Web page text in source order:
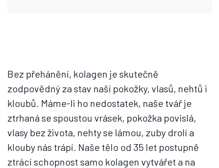
Bez přehánění, kolagen je skutečně
zodpovědný za stav naší pokožky, vlasů, nehtů i
kloubů. Máme-li ho nedostatek, naše tvář je
ztrhaná se spoustou vrásek, pokožka povislá,
vlasy bez života, nehty se lámou, zuby drolí a
klouby nás trápí. Naše tělo od 35 let postupně
ztrácí schopnost samo kolagen vytvářet a na